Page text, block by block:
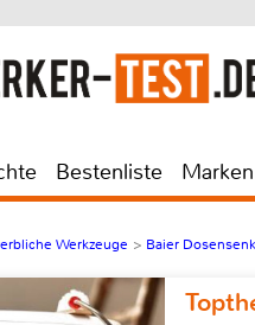
Bestenliste Marken
Werkzeuge > Baier